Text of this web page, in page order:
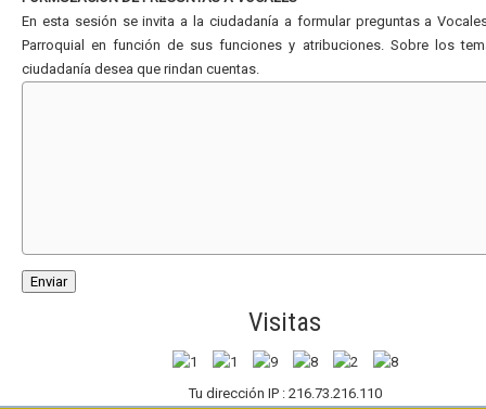
En esta sesión se invita a la ciudadanía a formular preguntas a
Parroquial en función de sus funciones y atribuciones. Sobre los
ciudadanía desea que rindan cuentas.
Visitas
Tu dirección IP : 216.73.216.110